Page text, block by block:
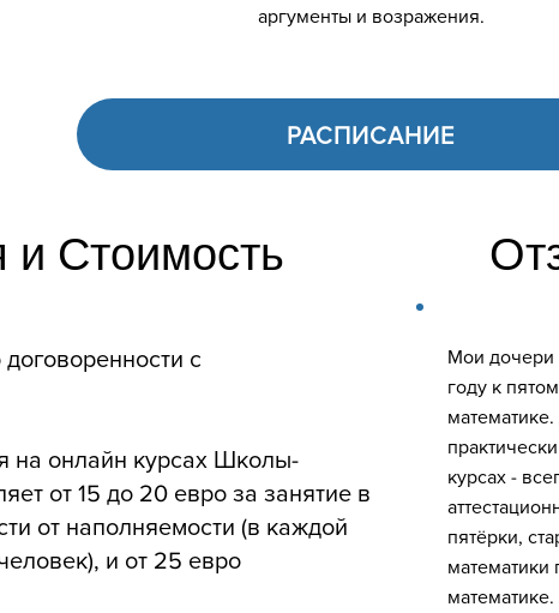
аргументы и возражения.
РАСПИСАНИЕ
и Стоимость
договоренности с
на онлайн курсах Школы-
от 15 до 20 евро за занятие в
от наполняемости (в каждой
и от 25 евро
Мои дочери
году к
курсах -
пятёрки,
математики